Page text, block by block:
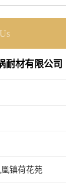
耐材有限公司
镇荷花苑